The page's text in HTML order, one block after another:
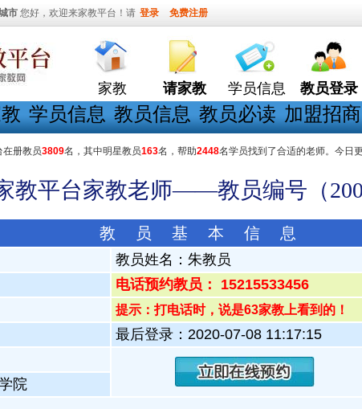
市 您好，欢迎来家教平台！请 登录 免费注册
家教 请家教 学员信息 教员登录
学员信息 教员信息 教员必读 加盟招商
在册教员3809名，其中明星教员163名，帮助2448名学员找到了合适的老师。今日
教平台家教老师——教员编号（
教 员 基 本 信 息
教员姓名： 朱教员
电话预约教员： 15215533456
提示：打电话时，说是63家教上看到的！
最后登录：2020-07-08 11:17:15
院